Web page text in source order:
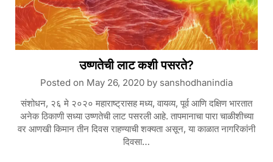
उष्णतेची लाट कशी पसरते?
Posted on May 26, 2020 by sanshodhanindia
संशोधन, २६ मे २०२० महाराष्ट्रासह मध्य, वायव्य, पूर्व आणि दक्षिण भारतात
अनेक ठिकाणी सध्या उष्णतेची लाट पसरली आहे. तापमानाचा पारा चाळीशीच्या
वर आणखी किमान तीन दिवस राहण्याची शक्यता असून, या काळात नागरिकांनी
दिवसा…